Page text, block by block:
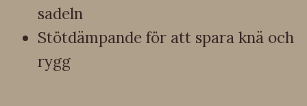
sadeln
Stötdämpande för att spara knä och
rygg